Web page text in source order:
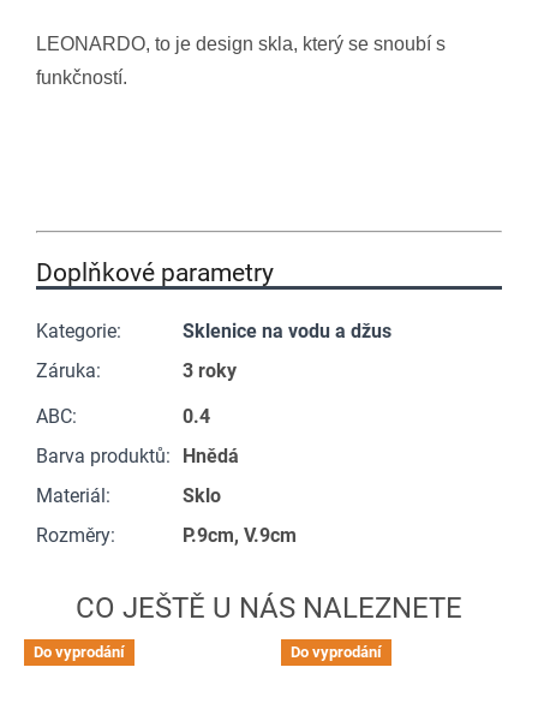
LEONARDO, to je design skla, který se snoubí s
funkčností.
Doplňkové parametry
Kategorie:
Sklenice na vodu a džus
Záruka:
3 roky
ABC:
0.4
Barva produktů:
Hnědá
Materiál :
Sklo
Rozměry: P.9cm, V.9cm
Do vyprodání Do vyprodání